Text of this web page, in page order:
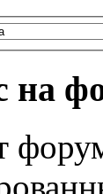
на